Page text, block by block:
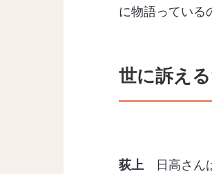
に物語っている
世に訴える
荻上 日高さん